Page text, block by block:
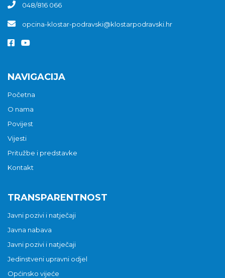
048/816 066
opcina-klostar-podravski@klostarpodravski.hr
NAVIGACIJA
Početna
O nama
Povijest
Vijesti
Pritužbe i predstavke
Kontakt
TRANSPARENTNOST
Javni pozivi i natječaji
Javna nabava
Javni pozivi i natječaji
Jedinstveni upravni odjel
Općinsko vijeće